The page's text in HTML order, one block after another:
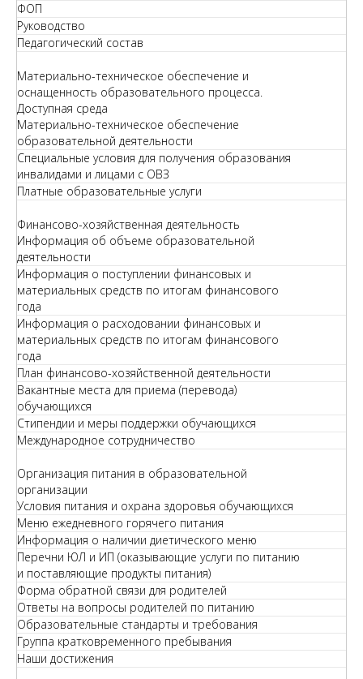
ФОП
Руководство
Педагогический состав
Материально-техническое обеспечение и
оснащенность образовательного процесса.
Доступная среда
Материально-техническое обеспечение
образовательной деятельности
Специальные условия для получения образования
инвалидами и лицами с ОВЗ
Платные образовательные услуги
Финансово-хозяйственная деятельность
Информация об объеме образовательной
деятельности
Информация о поступлении финансовых и
материальных средств по итогам финансового
года
Информация о расходовании финансовых и
материальных средств по итогам финансового
года
План финансово-хозяйственной деятельности
Вакантные места для приема (перевода)
обучающихся
Стипендии и меры поддержки обучающихся
Международное сотрудничество
Организация питания в образовательной
организации
Условия питания и охрана здоровья обучающихся
Меню ежедневного горячего питания
Информация о наличии диетического меню
Перечни ЮЛ и ИП (оказывающие услуги по питанию
и поставляющие продукты питания)
Форма обратной связи для родителей
Ответы на вопросы родителей по питанию
Образовательные стандарты и требования
Группа кратковременного пребывания
Наши достижения